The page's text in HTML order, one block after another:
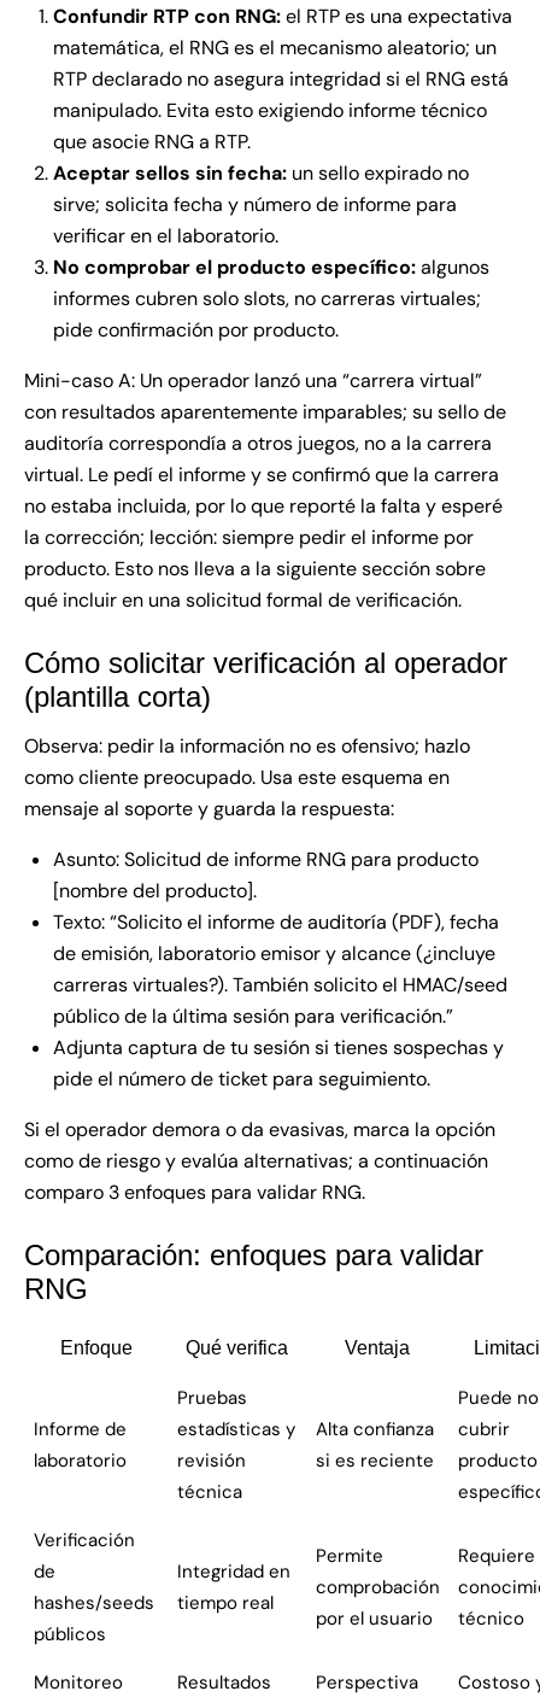
Confundir RTP con RNG:el RTP es una expectativa
matemática, el RNG es el mecanismo aleatorio; un
RTP declarado no asegura integridad si el RNG está
manipulado. Evita esto exigiendo informe técnico
que asocie RNG a RTP.
Aceptar sellos sin fecha: un sello expirado no
sirve; solicita fecha y número de informe para
verificar en el laboratorio.
No comprobar el producto específico:algunos
informes cubren solo slots, no carreras virtuales;
pide confirmación por producto.
Mini-caso A: Un operador lanzó una “carrera virtual”
con resultados aparentemente imparables; su sello de
auditoría correspondía a otros juegos, no a la carrera
virtual. Le pedí el informe y se confirmó que la carrera
no estaba incluida, por lo que reporté la falta y esperé
la corrección; lección: siempre pedir el informe por
producto. Esto nos lleva a la siguiente sección sobre
qué incluir en una solicitud formal de verificación.
Cómo solicitar verificación al operador
(plantilla corta)
Observa: pedir la información no es ofensivo; hazlo
como cliente preocupado. Usa este esquema en
mensaje al soporte y guarda la respuesta:
Asunto: Solicitud de informe RNG para producto
[nombre del producto].
Texto: “Solicito el informe de auditoría (PDF), fecha
de emisión, laboratorio emisor y alcance (¿incluye
carreras virtuales?). También solicito el HMAC/seed
público de la última sesión para verificación.”
Adjunta captura de tu sesión si tienes sospechas y
pide el número de ticket para seguimiento.
Si el operador demora o da evasivas, marca la opción
como de riesgo y evalúa alternativas; a continuación
comparo 3 enfoques para validar RNG.
Comparación: enfoques para validar
RNG
Enfoque Qué verifica Ventaja
Informe de
laboratorio
Pruebas
estadísticas y
revisión
técnica
Alta confianza
si es reciente
Puede no
cubrir
producto
Verificación
de
hashes/seeds
públicos
Integridad en
tiempo real
Permite
comprobación
por el usuario
Requiere
técnico
Monitoreo
Resultados
Perspectiva
Costoso